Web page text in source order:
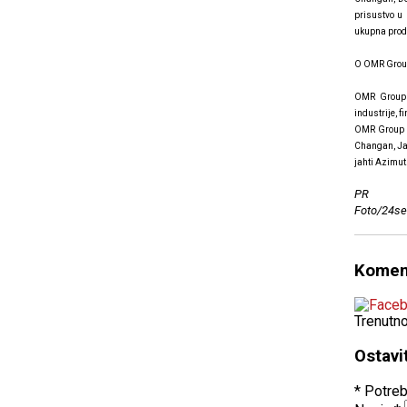
prisustvo u
ukupna
O OMR
OMR
industrije,
OMR
Changan,
jahti
PR
Foto/
*